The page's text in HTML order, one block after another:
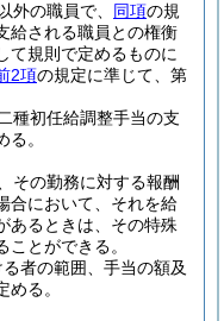
外の職員で、 同項の規
給される職員との権衡
て規則で定めるものに
2項の規定に準じて、第
種初任給調整手当の支
。
その勤務に対する報酬
合において、それを給
あるときは、その特殊
とができる。
者の範囲、手当の額及
る。